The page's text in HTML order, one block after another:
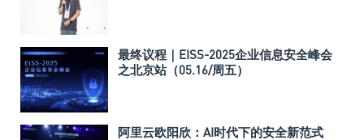
最终议程｜EISS-2025企业信息安全峰会
之北京站（05.16/周五）
阿里云欧阳欣：AI时代下的安全新范式